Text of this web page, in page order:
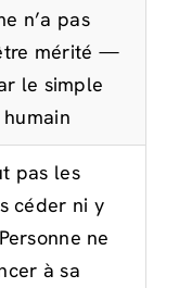
n’a pas
mérité —
le simple
pas les
céder ni y
ne
à sa